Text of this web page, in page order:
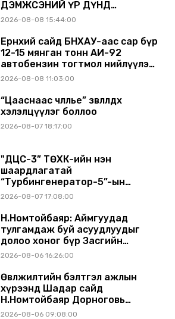
ДЭМЖСЭНИЙ ҮР ДҮНД
ШАТАХУУН ХАДГАЛАХ САВНУУД
БАЙНА
2026-08-08 15:44:00
Ерөнхий сайд БНХАУ-аас сар бүр
12-15 мянган тонн АИ-92
автобензин тогтмол нийлүүлэх
хүсэлт тавилаа
2026-08-08 11:03:00
“Цааснаас чөлөөлье” зөвлөлдөх
хэлэлцүүлэг боллоо
2026-08-07 18:17:00
"ДЦС-3” ТӨХК-ийн нэн
шаардлагатай
“Турбингенератор-5”-ын
шинэчлэлийн төсвийг
2026-08-07 17:08:00
Н.Номтойбаяр: Аймгуудад
тулгамдаж буй асуудлуудыг
долоо хоног бүр Засгийн
газрын хуралдаанд
2026-08-06 16:26:00
Өвөлжилтийн бэлтгэл ажлын
хүрээнд Шадар сайд
Н.Номтойбаяр Дорноговь
аймагт ажиллав
2026-08-06 09:08:00